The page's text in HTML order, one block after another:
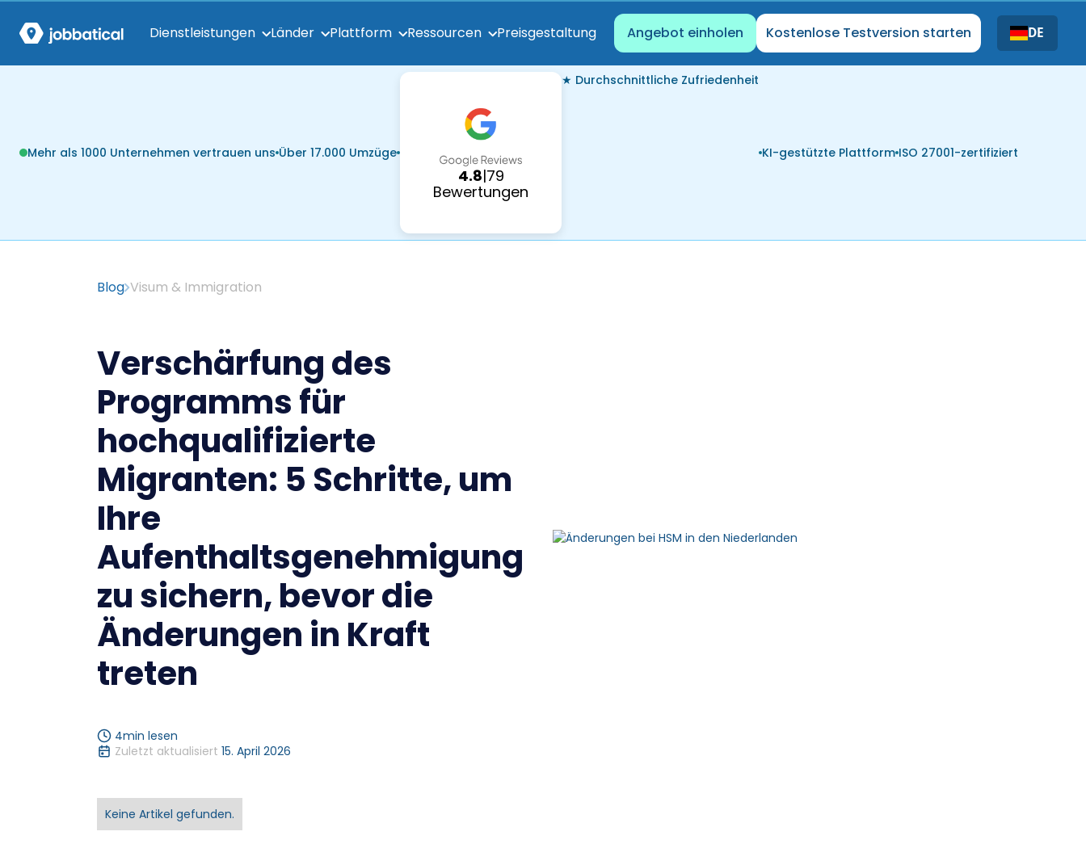
Dienstleistungen Länder Plattform Ressourcen Preisgestaltung Angebot einholen Kostenlose Testversion starten DE
Mehr als 1000 Unternehmen vertrauen uns Über 17.000 Umzüge
4.8|79
Bewertungen
★ Durchschnittliche Zufriedenheit
KI-gestützte Plattform ISO 27001-zertifiziert
Blog Visum & Immigration
Verschärfung des
Programms für
hochqualifizierte
Migranten: 5 Schritte, um
Ihre
Aufenthaltsgenehmigung
zu sichern, bevor die
Änderungen in Kraft
treten
4min lesen
Zuletzt aktualisiert 15. April 2026
Keine Artikel gefunden.